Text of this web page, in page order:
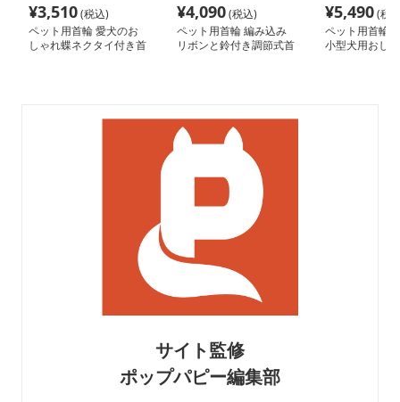
¥3,510(税込)
ペット用首輪 愛犬のお
しゃれ蝶ネクタイ付き首
¥4,090(税込)
ペット用首輪 編み込み
リボンと鈴付き調節式首
¥5,490(税
ペット用首輪
小型犬用おし
サイト監修
ポップパピー編集部